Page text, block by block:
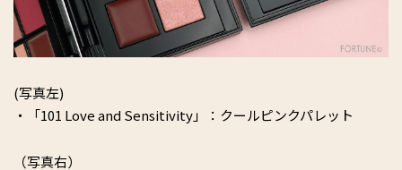
(写真左)
・「101 Love and Sensitivity」：クールピンクパレット
（写真右）